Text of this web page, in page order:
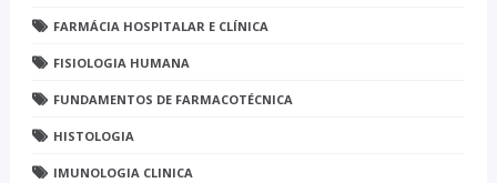
FARMÁCIA HOSPITALAR E CLÍNICA
FISIOLOGIA HUMANA
FUNDAMENTOS DE FARMACOTÉCNICA
HISTOLOGIA
IMUNOLOGIA CLINICA